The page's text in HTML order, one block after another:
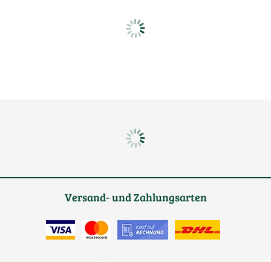
Versand- und Zahlungsarten